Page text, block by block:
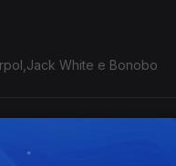
White e Bonobo